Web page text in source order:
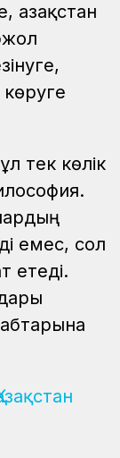
Қазақстан
тек көлік
емес, сол
етеді.